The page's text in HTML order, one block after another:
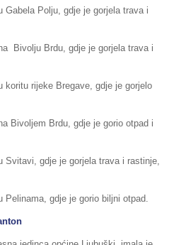
Gabela Polju, gdje je gorjela trava i
Bivolju Brdu, gdje je gorjela trava i
koritu rijeke Bregave, gdje je gorjelo
Bivoljem Brdu, gdje je gorio otpad i
Svitavi, gdje je gorjela trava i rastinje,
gdje je gorio biljni otpad.